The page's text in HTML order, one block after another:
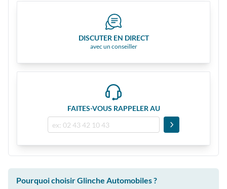
DISCUTER EN DIRECT
avec un conseiller
FAITES-VOUS RAPPELER AU
Pourquoi choisir Glinche Automobiles ?